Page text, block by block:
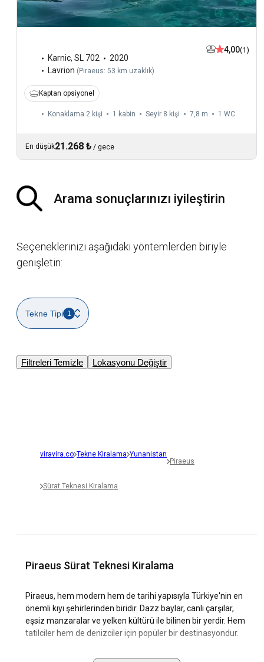
Karnic, SL 702
2020
Lavrion ( Piraeus: 53 km uzaklık)
4,00(1)
Kaptan opsiyonel
Konaklama 2 kişi 1 kabin Seyir 8 kişi 7,8 m 1 WC
En düşük21.268 ₺ / gece
Arama sonuçlarınızı iyileştirin
Seçeneklerinizi aşağıdaki yöntemlerden biriyle
genişletin:
Tekne Tipi 1
Filtreleri Temizle Lokasyonu Değiştir
viravira.co Tekne Kiralama Yunanistan
Piraeus
Sürat Teknesi Kiralama
Piraeus Sürat Teknesi Kiralama
Piraeus, hem modern hem de tarihi yapısıyla Türkiye'nin en
önemli kıyı şehirlerinden biridir. Dazz baylar, canlı çarşılar,
eşsiz manzaralar ve yelken kültürü ile bilinen bir yerdir. Hem
tatilciler hem de denizciler için popüler bir destinasyondur.
Sizi Türkiye'nin kalbi ve ruhu olan bu eşsiz şehir hakkında